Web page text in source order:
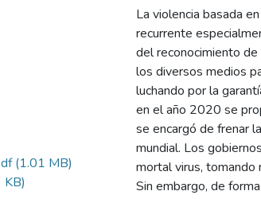
(1.01 MB)
La violencia basada
recurrente
del reconocimiento
los diversos medios
luchando por la
en el año 2020 se
se encargó de frenar
mundial. Los
mortal virus,
Sin embargo, de